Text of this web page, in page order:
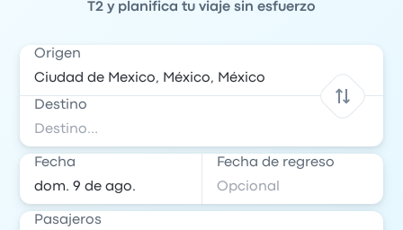
T2 y planifica tu viaje sin esfuerzo
Origen
Destino
Fecha Fecha de regreso
Pasajeros